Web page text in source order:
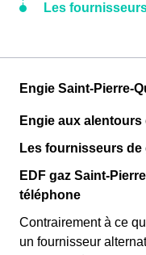
Les
Engie Saint-Pierre-
Engie aux
Les fournisseurs de
EDF gaz Saint-
téléphone
Contrairement à ce
un fournisseur